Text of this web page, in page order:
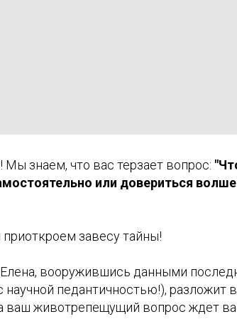
знаем, что вас терзает вопрос:
или довериться
завесу тайны!
вооружившись данными
научной педантичностью!), разложит
ваш животрепещущий вопрос ждет